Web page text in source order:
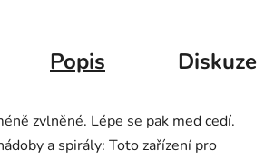
Popis Diskuze
zvlněné. Lépe se pak med cedí.
a spirály: Toto zařízení pro